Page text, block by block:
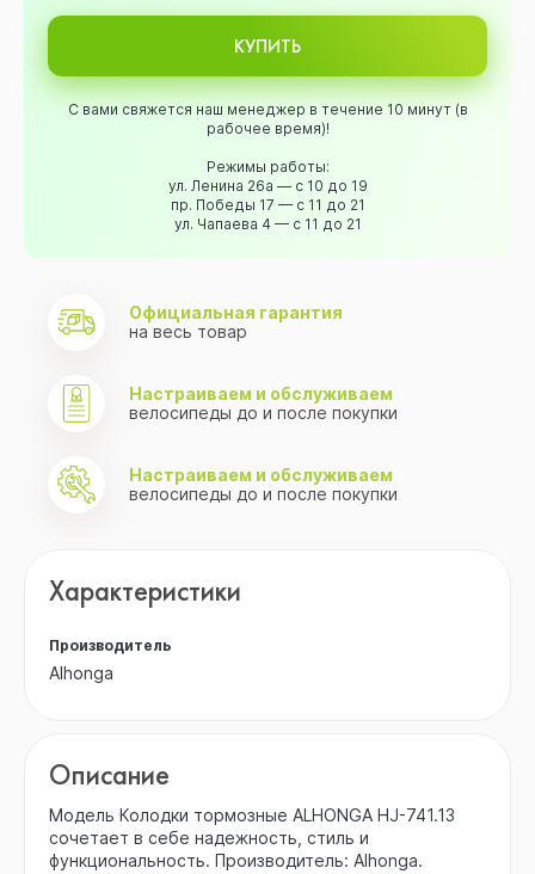
КУПИТЬ
С вами свяжется наш менеджер в течение 10 минут (в
рабочее время)!
Режимы работы:
ул. Ленина 26а — с 10 до 19
пр. Победы 17 — с 11 до 21
ул. Чапаева 4 — с 11 до 21
Официальная гарантия
на весь товар
Настраиваем и обслуживаем
велосипеды до и после покупки
Настраиваем и обслуживаем
велосипеды до и после покупки
Характеристики
Производитель
Alhonga
Описание
Модель Колодки тормозные ALHONGA HJ-741.13
сочетает в себе надежность, стиль и
функциональность. Производитель: Alhonga.